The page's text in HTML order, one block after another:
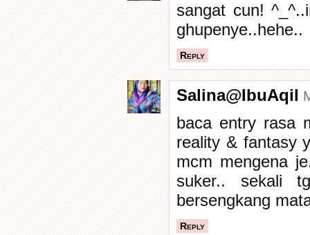
sangat cun!
ghupenye..hehe..
Reply
Salina@IbuAqil
baca entry rasa
reality & fantasy
mcm mengena
suker.. sekali
bersengkang
Reply